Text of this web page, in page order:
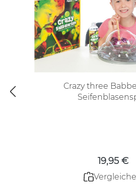
Crazy three
19,95 €